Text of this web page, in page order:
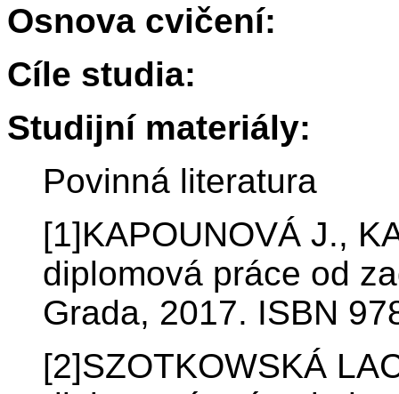
Osnova cvičení:
Cíle studia:
Studijní materiály:
Povinná literatura
[1]KAPOUNOVÁ J.,
diplomová práce od
Grada, 2017. ISBN
[2]SZOTKOWSKÁ